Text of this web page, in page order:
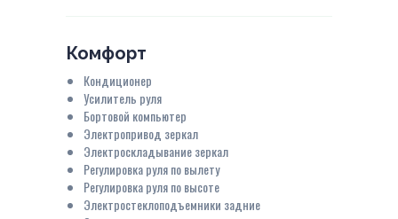
Комфорт
Кондиционер
Усилитель руля
Бортовой компьютер
Электропривод зеркал
Электроскладывание зеркал
Регулировка руля по вылету
Регулировка руля по высоте
Электростеклоподъемники задние